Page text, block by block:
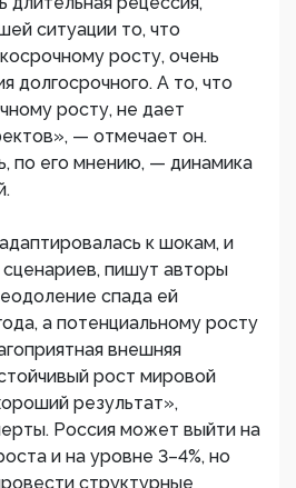
ситуации то, что
росту, очень
долгосрочного. А то, что
росту, не дает
— отмечает он.
по его мнению, — динамика
к шокам, и
пишут авторы
спада ей
а потенциальному росту
внешняя
рост мировой
результат»,
Россия может выйти на
и на уровне 3–4%, но
структурные